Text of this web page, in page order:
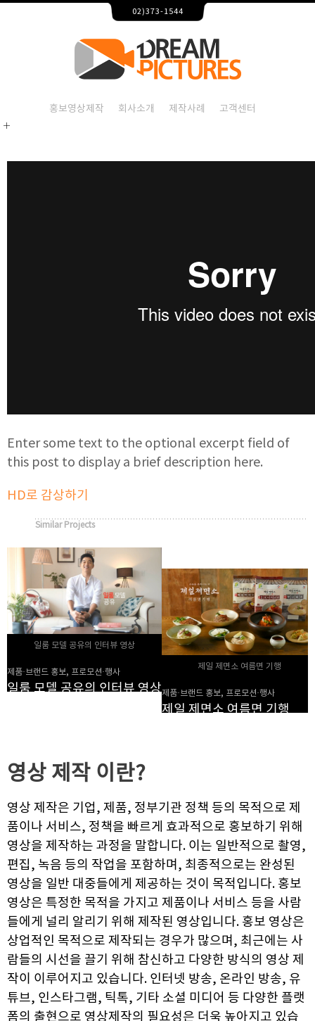
Patagonia Korea 행사 스케치 – 홍보영상제작 드림픽쳐스
Patagonia Korea 행사 스케치,홍보영상제작,홍보영상제
Patagonia Korea 행사 스
Patagonia Korea 행사 스케치,홍보영상제작,홍보영상제
02)373-1544
홍보영상제작 회사소개 제작사례 고객센터
Enter some text to the optional excerpt field of
this post to display a brief description here.
HD로 감상하기
Similar Projects
일룸 모델 공유의 인터뷰 영상
제품·브랜드 홍보, 프로모션·행사
일룸 모델 공유의 인터뷰 영상
제일 제면소 여름면 기행
제품·브랜드 홍보, 프로모션·행사
제일 제면소 여름면 기행
영상 제작 이란?
영상 제작은 기업, 제품, 정부기관 정책 등의 목적으로 제
품이나 서비스, 정책을 빠르게 효과적으로 홍보하기 위해
영상을 제작하는 과정을 말합니다. 이는 일반적으로 촬영,
편집, 녹음 등의 작업을 포함하며, 최종적으로는 완성된
영상을 일반 대중들에게 제공하는 것이 목적입니다. 홍보
영상은 특정한 목적을 가지고 제품이나 서비스 등을 사람
들에게 널리 알리기 위해 제작된 영상입니다. 홍보 영상은
상업적인 목적으로 제작되는 경우가 많으며, 최근에는 사
람들의 시선을 끌기 위해 참신하고 다양한 방식의 영상 제
작이 이루어지고 있습니다. 인터넷 방송, 온라인 방송, 유
튜브, 인스타그램, 틱톡, 기타 소셜 미디어 등 다양한 플랫
폼의 출현으로 영상제작의 필요성은 더욱 높아지고 있습